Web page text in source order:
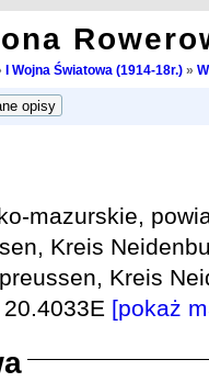
I Wojna Światowa (1914-18r.)»
mazurskie,
Kreis
Kreis
[pokaż